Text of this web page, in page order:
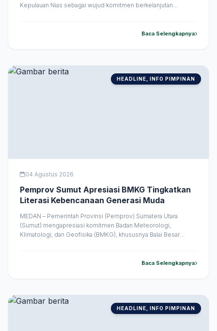
Kepulauan Nias sebagai wujud komitmen berkelanjutan
kerja jilid kedua ini, Gubernur dijadwalkan menjalankan berbagai
Baca Selengkapnya
HEADLINE, INFO PIMPINAN
04 Agustus 2026
Pemprov Sumut Apresiasi BMKG Tingkatkan
Literasi Kebencanaan Generasi Muda
MEDAN – Pemerintah Provinsi (Pemprov) Sumatera Utara
(Sumut) mengapresiasi komitmen Badan Meteorologi,
Klimatologi, dan Geofisika (BMKG), khususnya Balai Besar
Lomba Cerdas Cermat (LCC) BMKG Tahun 2026. Apresiasi
Baca Selengkapnya
HEADLINE, INFO PIMPINAN